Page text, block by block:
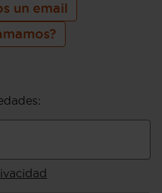
un email
: